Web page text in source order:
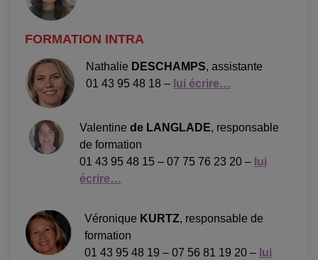
FORMATION INTRA
Nathalie DESCHAMPS, assistante
01 43 95 48 18 – lui écrire…
Valentine de LANGLADE, responsable
de formation
01 43 95 48 15 – 07 75 76 23 20 – lui
écrire…
Véronique KURTZ, responsable de
formation
01 43 95 48 19 – 07 56 81 19 20 – lui